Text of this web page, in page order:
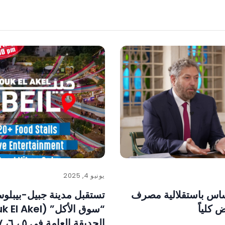
باستقلالية مصرف
كلياً
يونيو 4, 2025
تستقبل مدينة جبيل-